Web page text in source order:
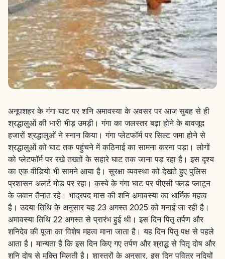
अनूपशहर के गंगा घाट पर शनि अमावस्या के अवसर पर आज सुबह से ही
श्रद्धालुओं की भारी भीड़ उमड़ी। गंगा का जलस्तर बढ़ा होने के बावजूद
हजारों श्रद्धालुओं ने स्नान किया। गंगा प्लेटफॉर्म पर सिल्ट जमा होने से
श्रद्धालुओं को घाट तक पहुंचने में कठिनाई का सामना करना पड़ा। लोगों
को प्लेटफॉर्म पर रखे तख्तों के सहारे घाट तक जाना पड़ रहा है। इस दृश्य
का एक वीडियो भी सामने आया है। सुरक्षा व्यवस्था को देखते हुए पुलिस
प्रशासन अलर्ट मोड पर रहा। कस्बे के गंगा घाट पर पीएसी फ्लड प्लाटून
के जवान तैनात रहे। भाद्रपद मास की शनि अमावस्या का धार्मिक महत्व
है। उदया तिथि के अनुसार यह 23 अगस्त 2025 को मनाई जा रही है।
अमावस्या तिथि 22 अगस्त से प्रारंभ हुई थी। इस दिन पितृ तर्पण और
शनिदेव की पूजा का विशेष महत्व माना जाता है। यह दिन पितृ पक्ष से पहले
आता है। मान्यता है कि इस दिन किए गए तर्पण और श्राद्ध से पितृ दोष और
शनि दोष से मुक्ति मिलती है। शास्त्रों के अनुसार, इस दिन पवित्र नदियों